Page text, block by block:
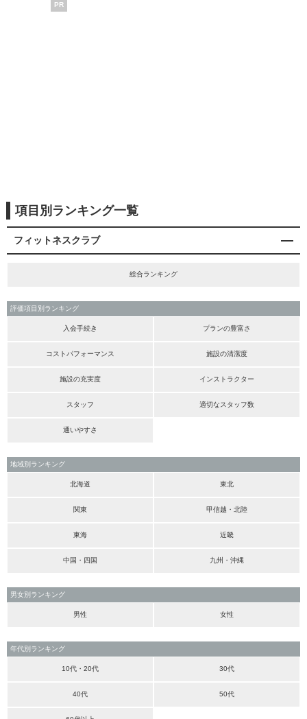
PR
項目別ランキング一覧
フィットネスクラブ
総合ランキング
評価項目別ランキング
入会手続き プランの豊富さ
コストパフォーマンス 施設の清潔度
施設の充実度 インストラクター
スタッフ 適切なスタッフ数
通いやすさ
地域別ランキング
北海道 東北
関東 甲信越・北陸
東海 近畿
中国・四国 九州・沖縄
男女別ランキング
男性 女性
年代別ランキング
10代・20代 30代
40代 50代